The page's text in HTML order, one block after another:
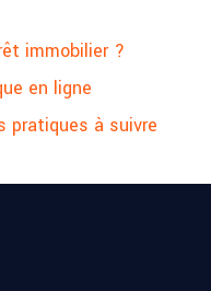
immobilier ?
en ligne
pratiques à suivre